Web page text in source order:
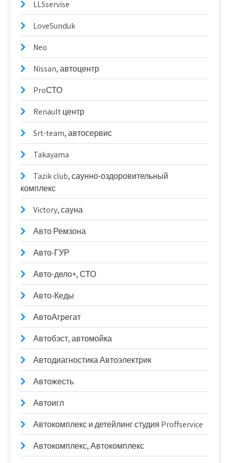
LLSservise
LoveSunduk
Neo
Nissan, автоцентр
ProСТО
Renault центр
Srt-team, автосервис
Takayama
Tazik club, саунно-оздоровительный
комплекс
Victory, сауна
Авто Ремзона
Авто-ГУР
Авто-дело+, СТО
Авто-Кеды
АвтоАгрегат
Автобэст, автомойка
Автодиагностика Автоэлектрик
Автожесть
Автоигл
Автокомплекс и детейлинг студия Proffservice
Автокомплекс, Автокомплекс